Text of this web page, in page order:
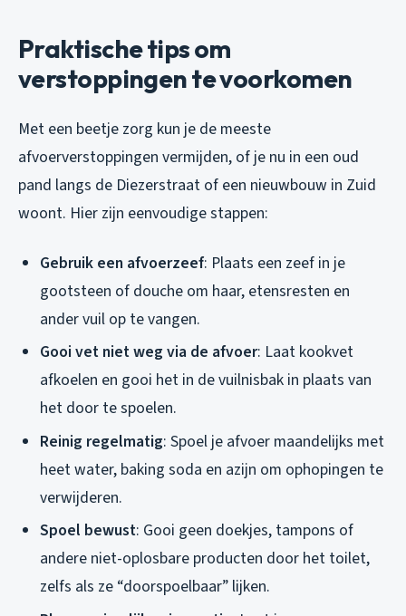
Praktische tips om
verstoppingen te voorkomen
Met een beetje zorg kun je de meeste
afvoerverstoppingen vermijden, of je nu in een oud
pand langs de Diezerstraat of een nieuwbouw in Zuid
woont. Hier zijn eenvoudige stappen:
Gebruik een afvoerzeef: Plaats een zeef in je
gootsteen of douche om haar, etensresten en
ander vuil op te vangen.
Gooi vet niet weg via de afvoer: Laat kookvet
afkoelen en gooi het in de vuilnisbak in plaats van
het door te spoelen.
Reinig regelmatig: Spoel je afvoer maandelijks met
heet water, baking soda en azijn om ophopingen te
verwijderen.
Spoel bewust: Gooi geen doekjes, tampons of
andere niet-oplosbare producten door het toilet,
zelfs als ze “doorspoelbaar” lijken.